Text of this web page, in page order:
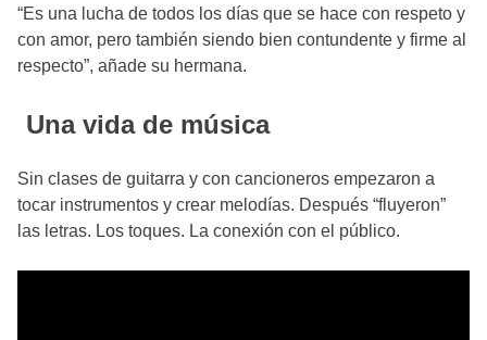
“Es una lucha de todos los días que se hace con respeto y
con amor, pero también siendo bien contundente y firme al
respecto”, añade su hermana.
Una vida de música
Sin clases de guitarra y con cancioneros empezaron a
tocar instrumentos y crear melodías. Después “fluyeron”
las letras. Los toques. La conexión con el público.